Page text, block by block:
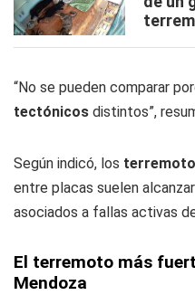
“No se pueden comparar
tectónicos distintos”,
Según indicó, los
entre placas suelen
asociados a fallas activas
El terremoto más
Mendoza